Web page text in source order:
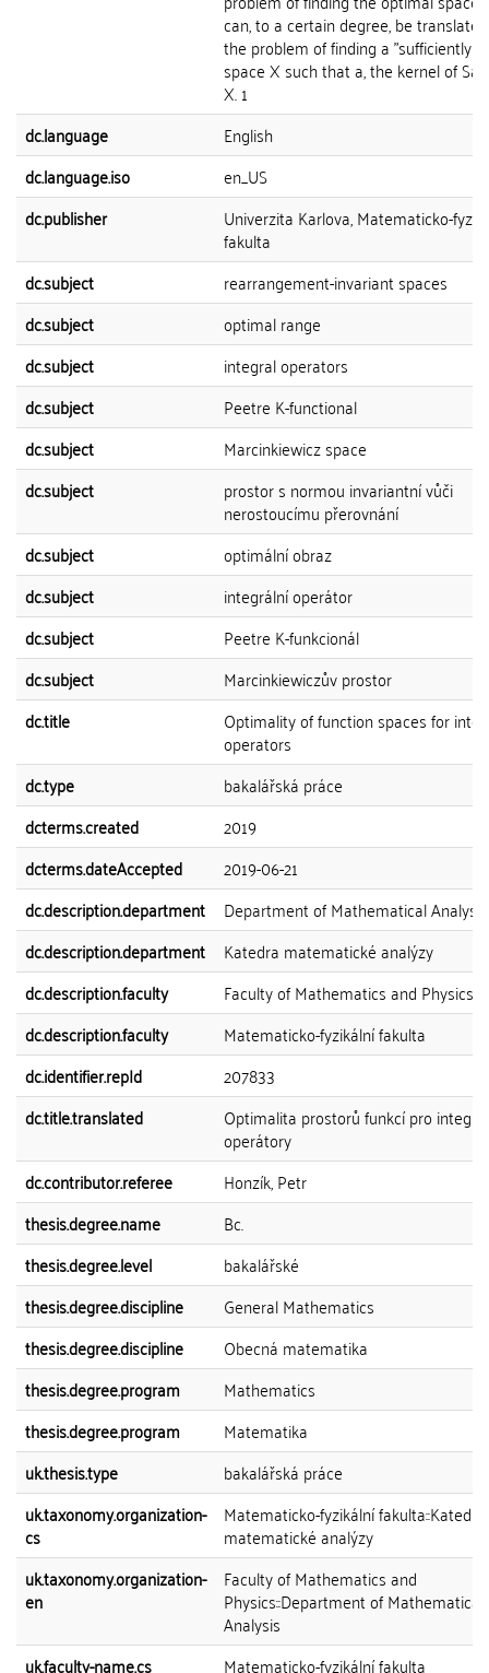
can, to a certain degree, be
the problem of finding a "sufficiently
space X such that a, the kernel of Sa,
X. 1
dc.language
English
dc.language.iso
en_US
dc.publisher
Univerzita Karlova, Matematicko-
fakulta
dc.subject
rearrangement-invariant spaces
dc.subject
optimal range
dc.subject
integral operators
dc.subject
Peetre K-functional
dc.subject
Marcinkiewicz space
dc.subject
prostor s normou invariantní vůči
nerostoucímu přerovnání
dc.subject
optimální obraz
dc.subject
integrální operátor
dc.subject
Peetre K-funkcionál
dc.subject
Marcinkiewiczův prostor
dc.title
Optimality of function spaces for
operators
dc.type
bakalářská práce
dcterms.created
2019
dcterms.dateAccepted
2019-06-21
dc.description.department
Department of Mathematical Analysis
dc.description.department
Katedra matematické analýzy
dc.description.faculty
Faculty of Mathematics and Physics
dc.description.faculty
Matematicko-fyzikální fakulta
dc.identifier.repId
207833
dc.title.translated
Optimalita prostorů funkcí pro
operátory
dc.contributor.referee
Honzík, Petr
thesis.degree.name
Bc.
thesis.degree.level
bakalářské
thesis.degree.discipline
General Mathematics
thesis.degree.discipline
Obecná matematika
thesis.degree.program
Mathematics
thesis.degree.program
Matematika
uk.thesis.type
bakalářská práce
uk.taxonomy.organization-
cs
Matematicko-fyzikální fakulta::Katedra
matematické analýzy
uk.taxonomy.organization-
en
Faculty of Mathematics and
Physics::Department of Mathematical
Analysis
uk.faculty-name.cs
Matematicko-fyzikální fakulta